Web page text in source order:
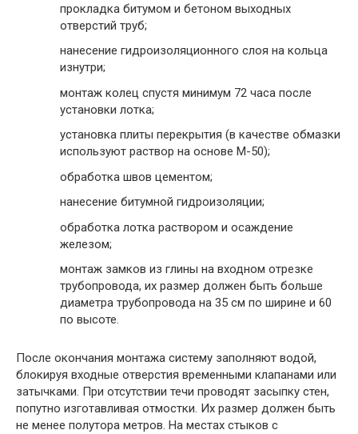
прокладка битумом и бетоном выходных
отверстий труб;
нанесение гидроизоляционного слоя на кольца
изнутри;
монтаж колец спустя минимум 72 часа после
установки лотка;
установка плиты перекрытия (в качестве обмазки
используют раствор на основе М-50);
обработка швов цементом;
нанесение битумной гидроизоляции;
обработка лотка раствором и осаждение
железом;
монтаж замков из глины на входном отрезке
трубопровода, их размер должен быть больше
диаметра трубопровода на 35 см по ширине и 60
по высоте.
После окончания монтажа систему заполняют водой,
блокируя входные отверстия временными клапанами или
затычками. При отсутствии течи проводят засыпку стен,
попутно изготавливая отмостки. Их размер должен быть
не менее полутора метров. На местах стыков с